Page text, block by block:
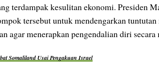
terdampak kesulitan ekonomi. Presiden
tersebut untuk mendengarkan tuntutan
agar menerapkan pengendalian diri secara
Somaliland Usai Pengakuan Israel